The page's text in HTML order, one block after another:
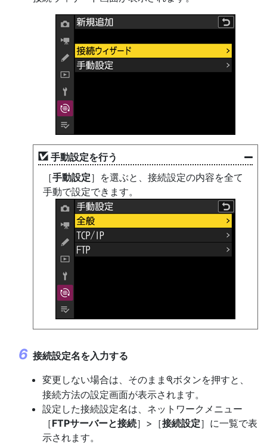
手動設定を行う
［手動設定］を選ぶと、接続設定の内容を全て
手動で設定できます。
接続設定名を入力する
変更しない場合は、そのまま Xボタンを押すと、
接続方法の設定画面が表示されます。
設定した接続設定名は、ネットワークメニュー
［FTPサーバーと接続］>［接続設定］に一覧で表
示されます。